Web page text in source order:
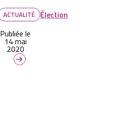
ACTUALITÉ Élection
Publiée le
14 mai
2020